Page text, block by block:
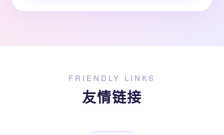
FRIENDLY LINKS
友情链接